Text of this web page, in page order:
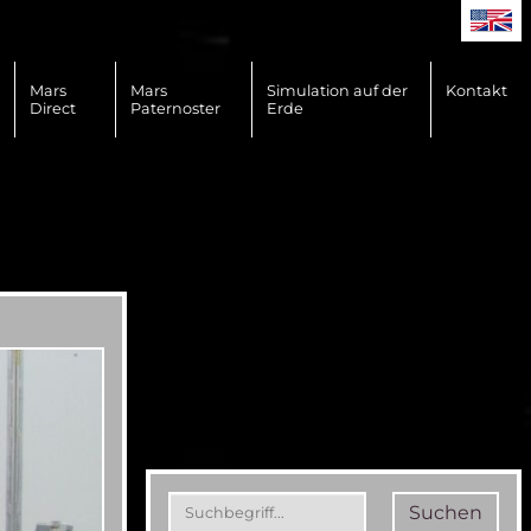
Mars
Direct
Mars
Paternoster
Simulation auf der
Erde
Kontakt
Suchen